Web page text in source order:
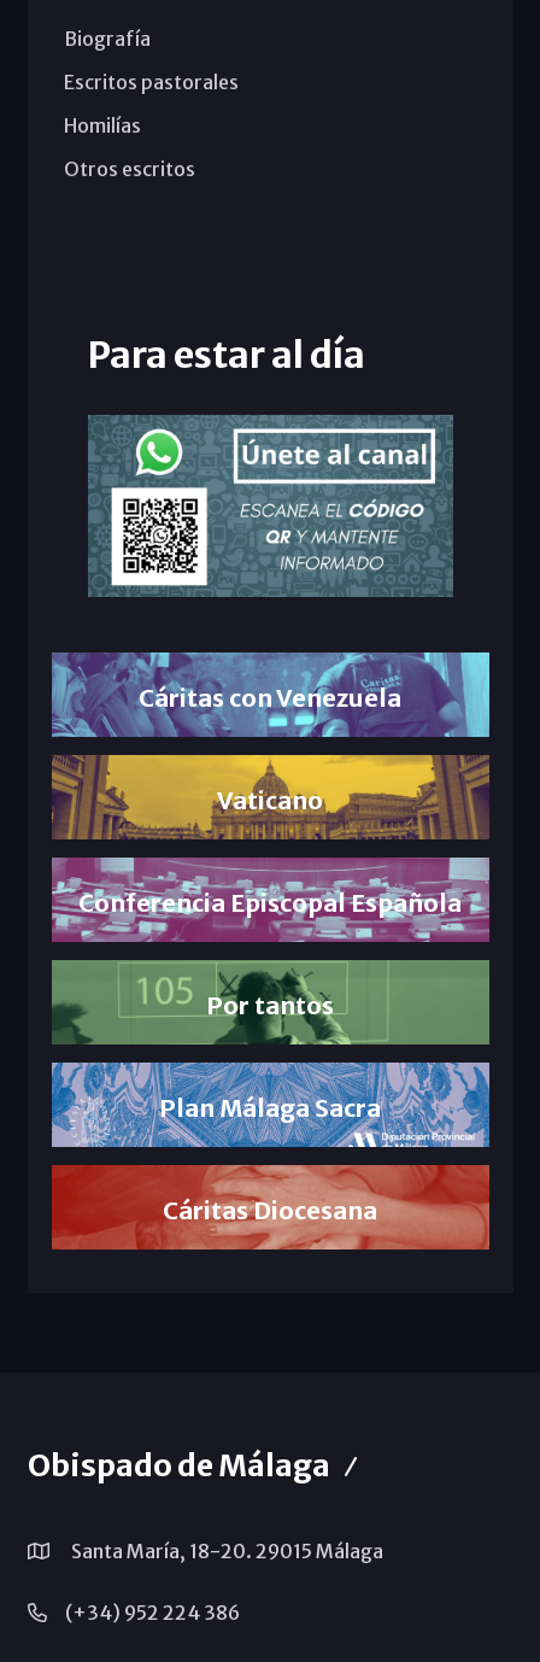
Biografía
Escritos pastorales
Homilías
Otros escritos
Para estar al día
Cáritas con Venezuela
Vaticano
Conferencia Episcopal Española
Por tantos
Plan Málaga Sacra
Cáritas Diocesana
Obispado de Málaga
Santa María, 18-20. 29015 Málaga
(+34) 952 224 386